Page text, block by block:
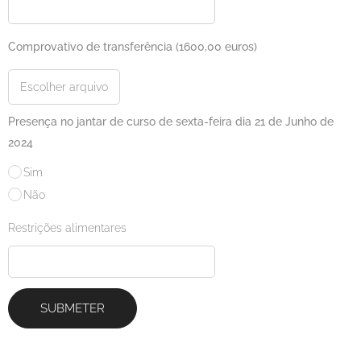
Comprovativo de transferência (1600,00 euros)
Escolher arquivo
Presença no jantar de curso de sexta-feira dia 21 de Junho de
2024
Sim
Não
Restrições alimentares
SUBMETER